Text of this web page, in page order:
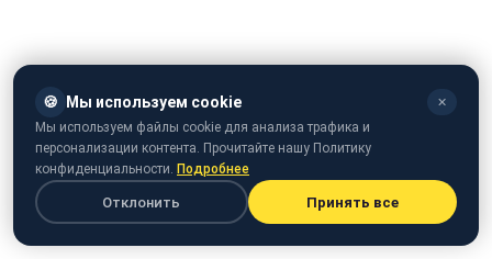
🍪 Мы используем cookie ✕
Мы используем файлы cookie для анализа трафика и
персонализации контента. Прочитайте нашу Политику
конфиденциальности. Подробнее
Отклонить Принять все